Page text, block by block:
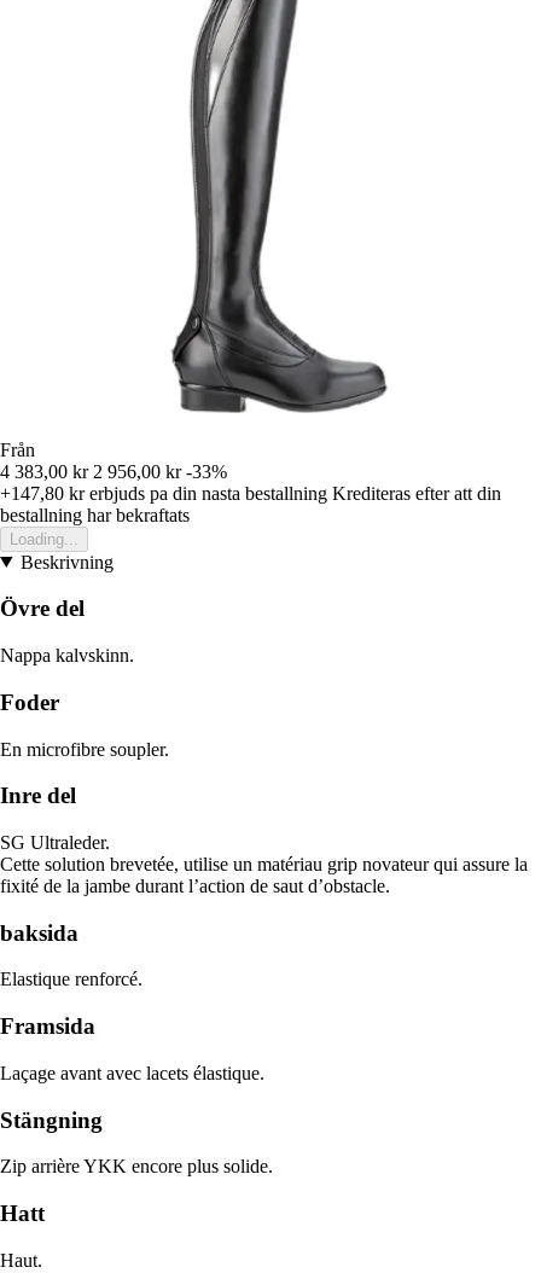
Från
4 383,00 kr 2 956,00 kr -33%
+147,80 krerbjuds pa din nasta bestallning Krediteras efter att din
bestallning har bekraftats
Loading...
Beskrivning
Övre del
Nappa kalvskinn.
Foder
En microfibre soupler.
Inre del
SG Ultraleder.
Cette solution brevetée, utilise un matériau grip novateur qui assure la
fixité de la jambe durant l’action de saut d’obstacle.
baksida
Elastique renforcé.
Framsida
Laçage avant avec lacets élastique.
Stängning
Zip arrière YKK encore plus solide.
Hatt
Haut.